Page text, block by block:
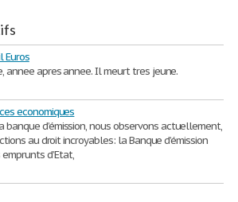
Euros
annee apres annee. Il meurt tres jeune.
economiques
banque d’émission, nous observons actuellement,
au droit incroyables: la Banque d’émission
d’Etat,